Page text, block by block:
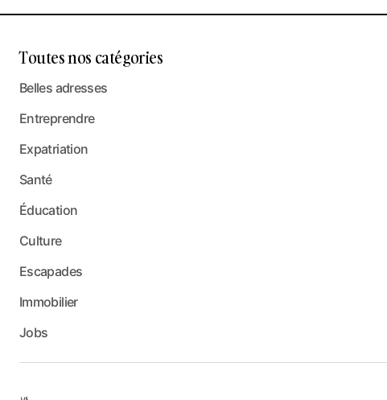
Toutes nos catégories
Belles adresses
Entreprendre
Expatriation
Santé
Éducation
Culture
Escapades
Immobilier
Jobs